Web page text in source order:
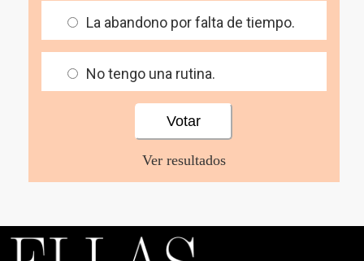
La abandono por falta de tiempo.
No tengo una rutina.
Ver resultados